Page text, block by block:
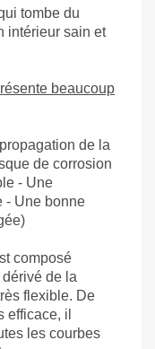
tombe du
intérieur sain et
beaucoup
de la
de corrosion
- Une
- Une bonne
composé
de la
flexible. De
efficace, il
les courbes